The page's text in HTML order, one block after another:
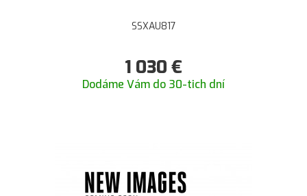
SSXAU817
1 030 €
Dodáme Vám do 30-tich dní